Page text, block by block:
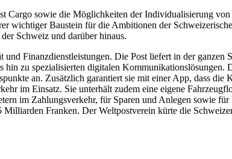
sowie die Möglichkeiten der Individualisierung
Baustein für die Ambitionen der
Schweiz und darüber hinaus.
Finanzdienstleistungen. Die Post liefert in der ganzen
zu spezialisierten digitalen Kommunikationslösungen.
an. Zusätzlich garantiert sie mit einer App, dass die
im Einsatz. Sie unterhält zudem eine eigene
im Zahlungsverkehr, für Sparen und Anlegen sowie
Franken. Der Weltpostverein kürte die